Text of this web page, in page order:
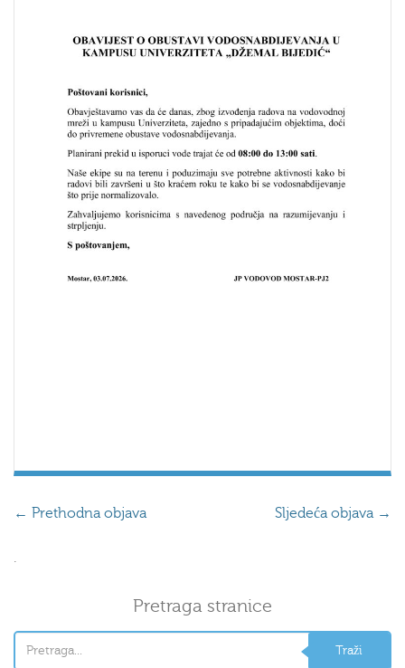
← Prethodna objava Sljedeća objava →
.
Pretraga stranice